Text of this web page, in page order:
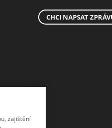
CHCI NAPSAT
zajištění